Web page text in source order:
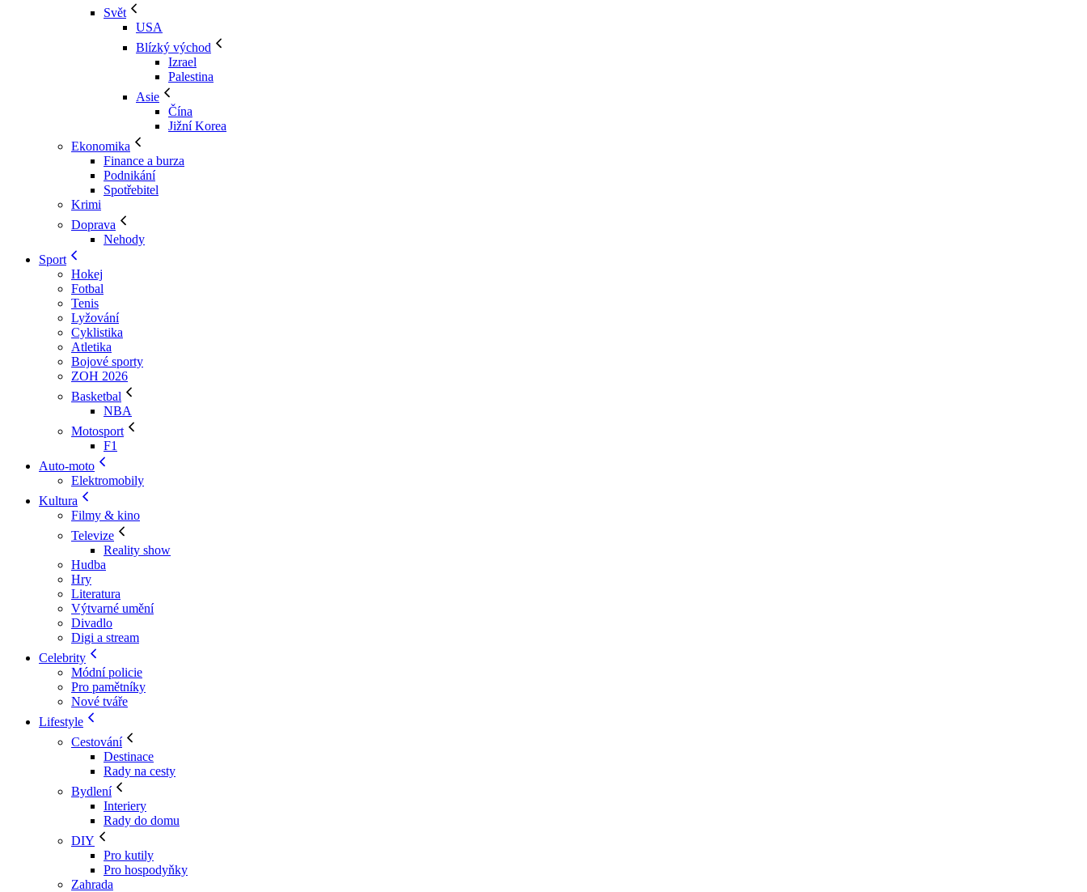
Svět
USA
Blízký východ
Izrael
Palestina
Asie
Čína
Jižní Korea
Ekonomika
Finance a burza
Podnikání
Spotřebitel
Krimi
Doprava
Nehody
Sport
Hokej
Fotbal
Tenis
Lyžování
Cyklistika
Atletika
Bojové sporty
ZOH 2026
Basketbal
NBA
Motosport
F1
Auto-moto
Elektromobily
Kultura
Filmy & kino
Televize
Reality show
Hudba
Hry
Literatura
Výtvarné umění
Divadlo
Digi a stream
Celebrity
Módní policie
Pro pamětníky
Nové tváře
Lifestyle
Cestování
Destinace
Rady na cesty
Bydlení
Interiery
Rady do domu
DIY
Pro kutily
Pro hospodyňky
Zahrada